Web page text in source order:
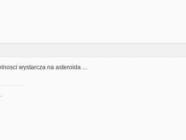
wystarcza na asteroida ...